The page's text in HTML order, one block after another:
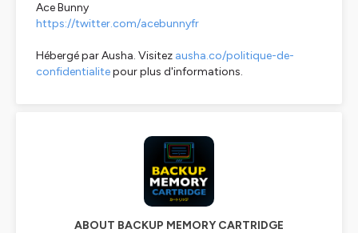
Ace Bunny
https://twitter.com/acebunnyfr
Hébergé par Ausha. Visitez ausha.co/politique-de-
confidentialitepour plus d'informations.
ABOUT BACKUP MEMORY CARTRIDGE